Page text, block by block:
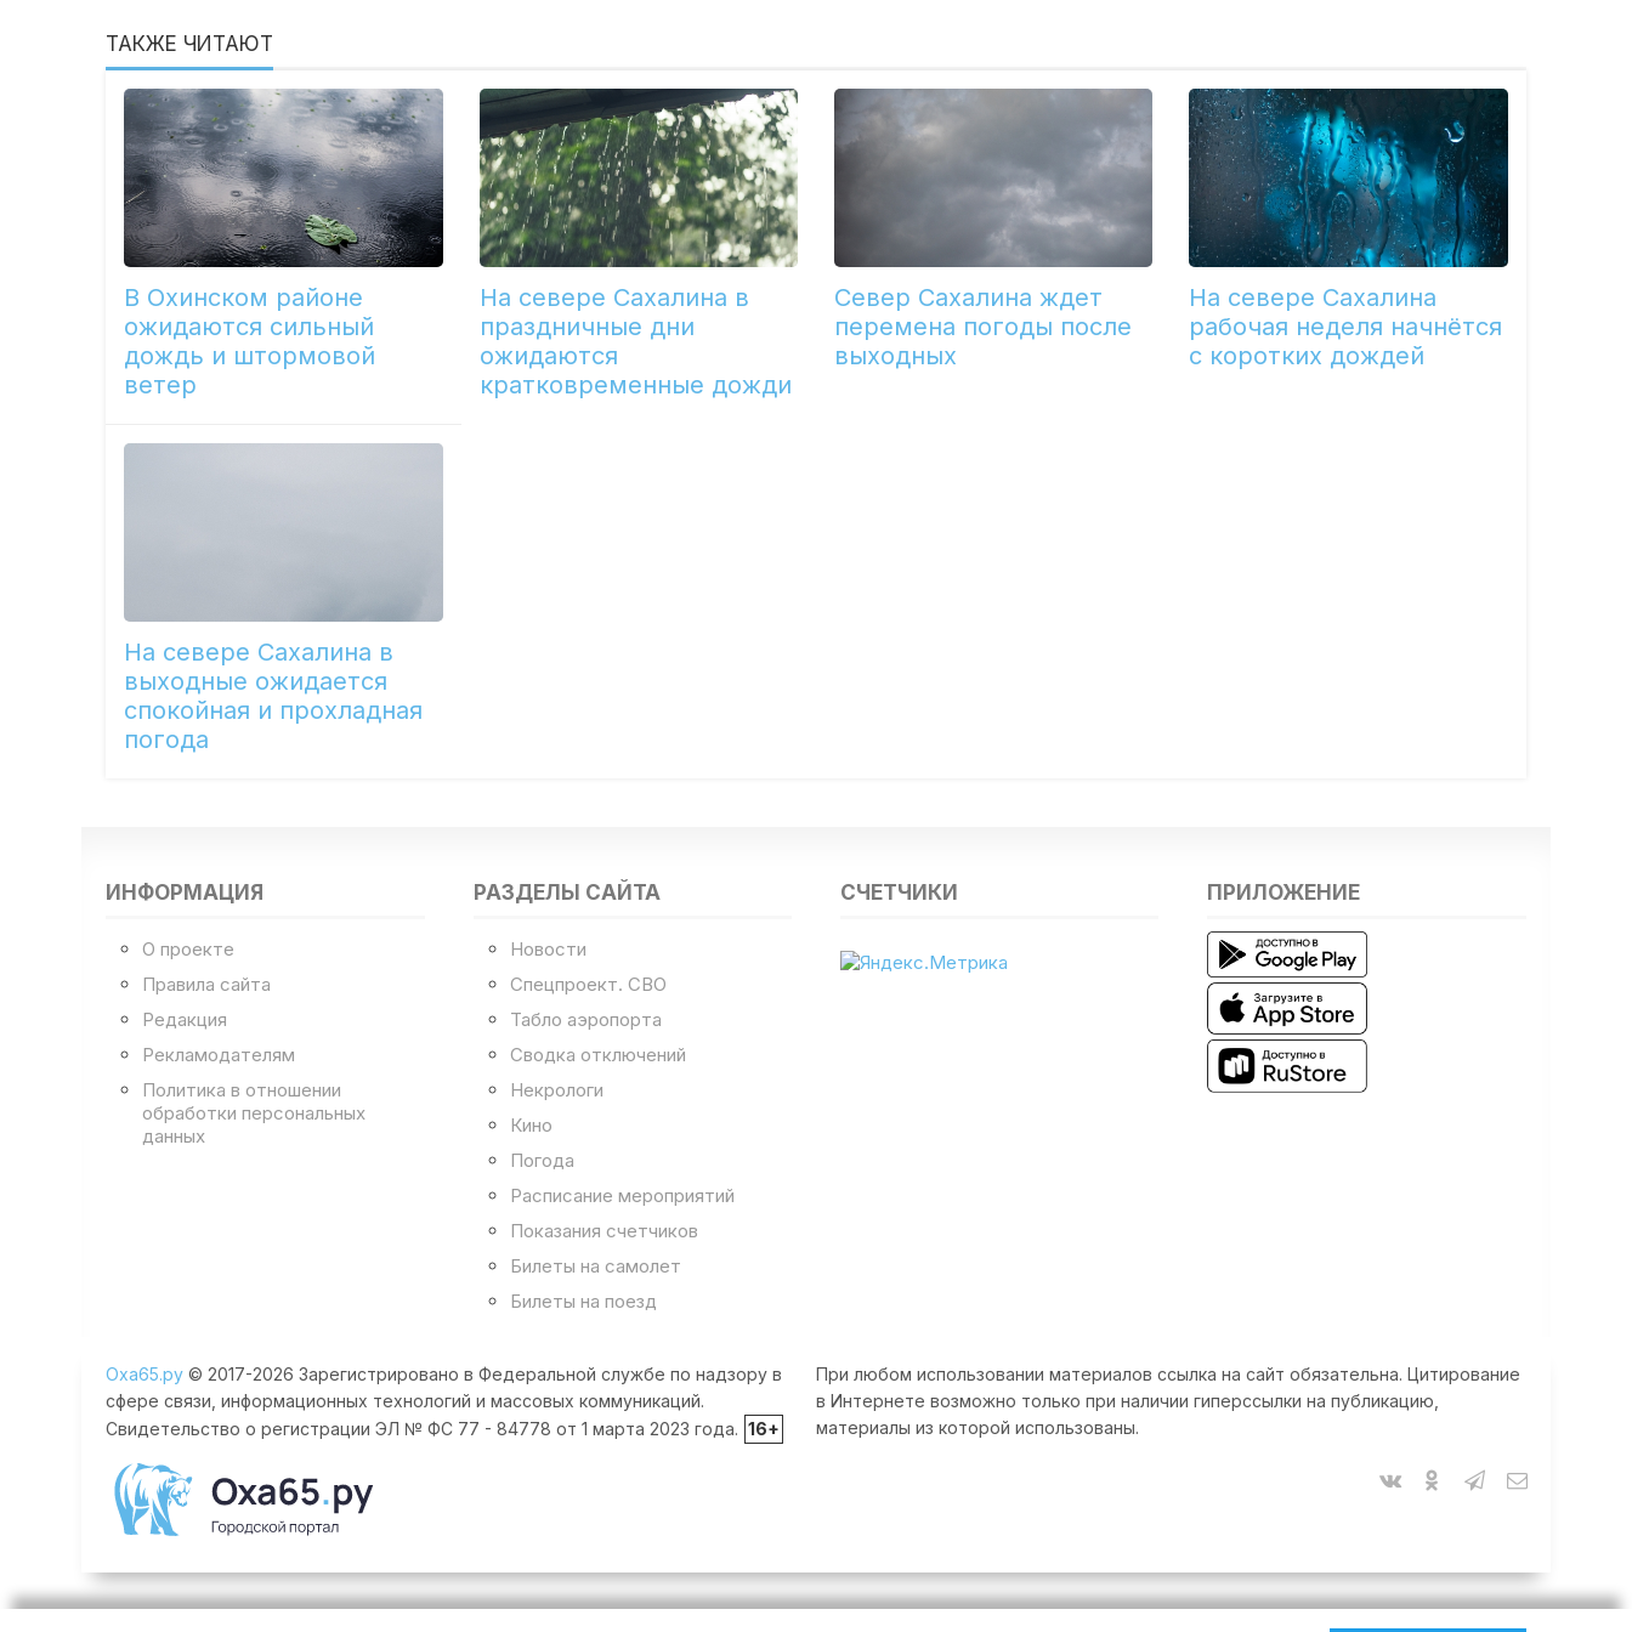
ТАКЖЕ ЧИТАЮТ
В Охинском районе
ожидаются сильный
дождь и штормовой
ветер
На севере Сахалина в
праздничные дни
ожидаются
кратковременные дожди
Север Сахалина ждет
перемена погоды после
выходных
На севере Сахалина
рабочая неделя начнётся
с коротких дождей
На севере Сахалина в
выходные ожидается
спокойная и прохладная
погода
ИНФОРМАЦИЯ
О проекте
Правила сайта
Редакция
Рекламодателям
Политика в отношении
обработки персональных
данных
РАЗДЕЛЫ САЙТА
Новости
Спецпроект. СВО
Табло аэропорта
Сводка отключений
Некрологи
Кино
Погода
Расписание мероприятий
Показания счетчиков
Билеты на самолет
Билеты на поезд
СЧЕТЧИКИ ПРИЛОЖЕНИЕ
При любом использовании материалов ссылка на сайт обязательна. Цитирование
в Интернете возможно только при наличии гиперссылки на публикацию,
материалы из которой использованы.
Оха65.ру © 2017-2026 Зарегистрировано в Федеральной службе по надзору в
сфере связи, информационных технологий и массовых коммуникаций.
Свидетельство о регистрации ЭЛ № ФС 77 - 84778 от 1 марта 2023 года. 16+